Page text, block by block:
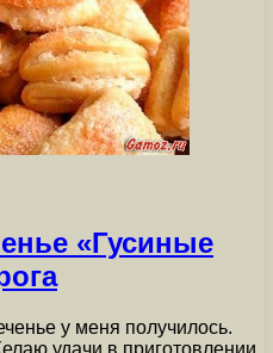
«Гусиные
у меня получилось.
удачи в приготовлении